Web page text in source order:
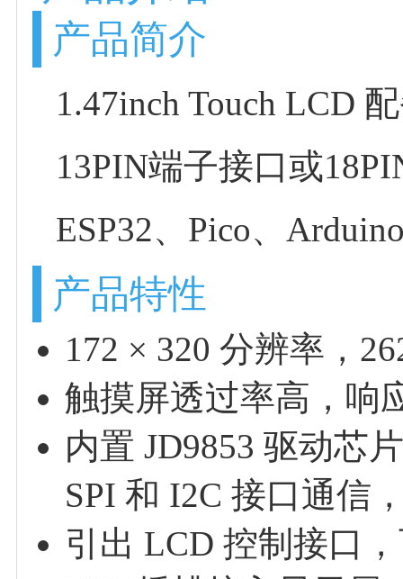
产品简介
1.47inch Touch LCD
13PIN端子接口或
ESP32、Pico、
产品特性
172 × 320 分辨率，
触摸屏透过率高，响
内置 JD9853 驱动芯
SPI 和 I2C 接口通信
引出 LCD 控制接口